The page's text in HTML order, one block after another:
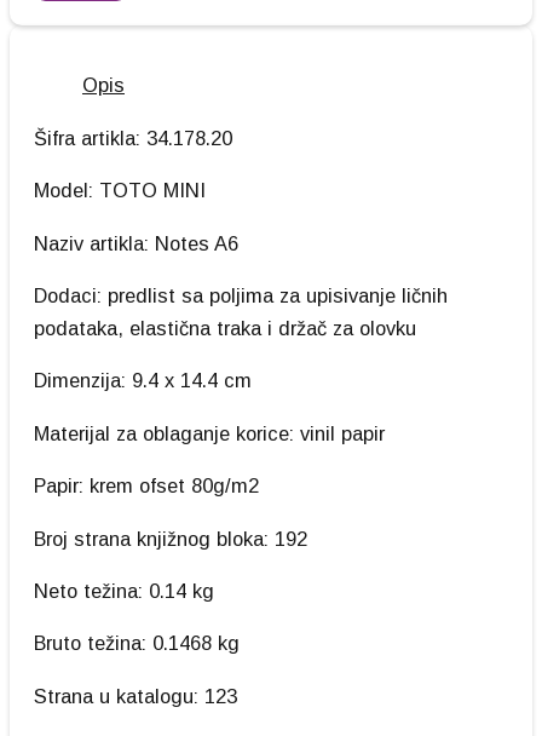
Opis
Šifra artikla: 34.178.20
Model: TOTO MINI
Naziv artikla: Notes A6
Dodaci: predlist sa poljima za upisivanje ličnih
podataka, elastična traka i držač za olovku
Dimenzija: 9.4 x 14.4 cm
Materijal za oblaganje korice: vinil papir
Papir: krem ofset 80g/m2
Broj strana knjižnog bloka: 192
Neto težina: 0.14 kg
Bruto težina: 0.1468 kg
Strana u katalogu: 123